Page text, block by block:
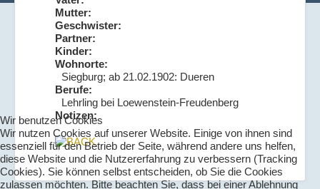
Mutter:
Geschwister:
Partner:
Kinder:
Wohnorte:
Siegburg; ab 21.02.1902: Dueren
Berufe:
Lehrling bei Loewenstein-Freudenberg
Notizen:
Wir benutzen Cookies
Wir nutzen Cookies auf unserer Website. Einige von ihnen sind
essenziell für den Betrieb der Seite, während andere uns helfen,
diese Website und die Nutzererfahrung zu verbessern (Tracking
Cookies). Sie können selbst entscheiden, ob Sie die Cookies
zulassen möchten. Bitte beachten Sie, dass bei einer Ablehnung